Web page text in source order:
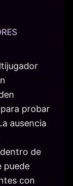
probar
ausencia
de
puede
con